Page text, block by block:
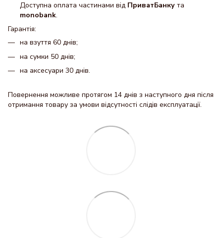
Доступна оплата частинами від ПриватБанку та
monobank.
Гарантія:
на взуття 60 днів;
на сумки 50 днів;
на аксесуари 30 днів.
Повернення можливе протягом 14 днів з наступного дня після
отримання товару за умови відсутності слідів експлуатації.